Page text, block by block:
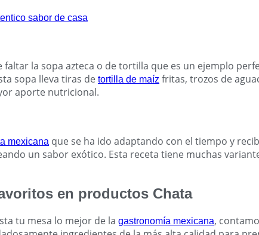
la sopa azteca o de tortilla que es un ejemplo
sopa lleva tiras de tortilla de maíz fritas, trozos de
aporte nutricional.
mexicana que se ha ido adaptando con el tiempo y
un sabor exótico. Esta receta tiene muchas
en productos Chata
tu mesa lo mejor de la gastronomía mexicana,